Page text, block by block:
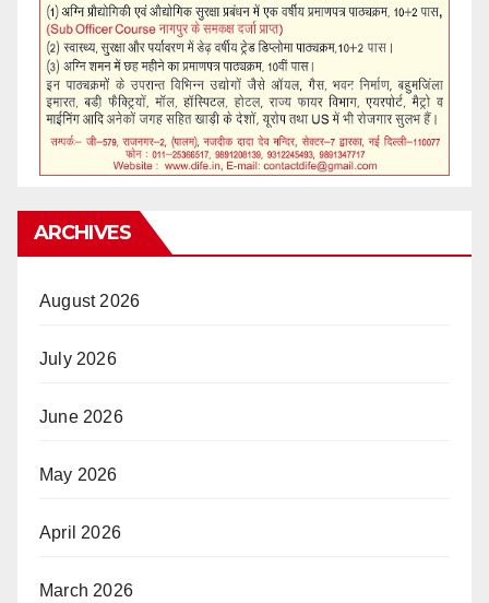
ARCHIVES
August 2026
July 2026
June 2026
May 2026
April 2026
March 2026